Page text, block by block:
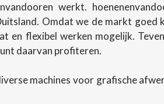
werkt.
Omdat we de markt goed
flexibel werken mogelijk.
daarvan profiteren.
machines voor grafische